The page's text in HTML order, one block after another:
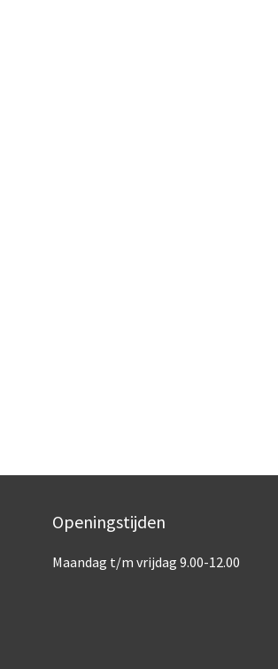
Openingstijden
Maandag t/m vrijdag 9.00-12.00